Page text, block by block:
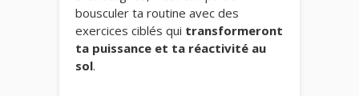
bousculer ta routine avec des
exercices ciblés qui transformeront
ta puissance et ta réactivité au
sol.